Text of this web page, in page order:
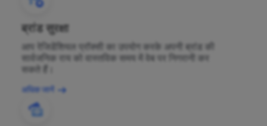
ब्रांड सुरक्षा
आप रेजिडेंशियल प्रॉक्सी का उपयोग करके अपनी ब्रांड की
सार्वजनिक राय को वास्तविक समय में वेब पर निगरानी कर
सकते हैं।
अधिक जानें